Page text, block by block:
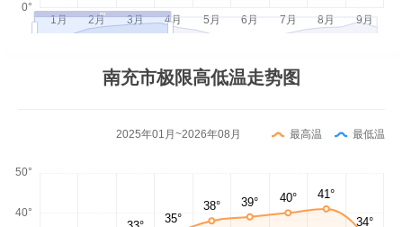
南充市极限高低温走势图
2025年01月~2026年08月 最高温 最低温